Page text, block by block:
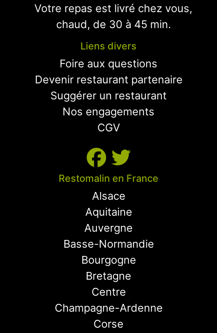
Votre repas est livré chez vous,
chaud, de 30 à 45 min.
Liens divers
Foire aux questions
Devenir restaurant partenaire
Suggérer un restaurant
Nos engagements
CGV
Restomalin en France
Alsace
Aquitaine
Auvergne
Basse-Normandie
Bourgogne
Bretagne
Centre
Champagne-Ardenne
Corse